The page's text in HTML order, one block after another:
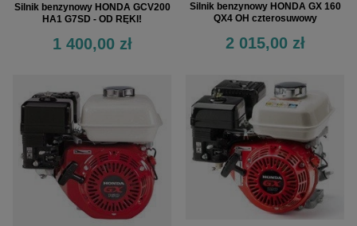
Silnik benzynowy HONDA GCV200
HA1 G7SD - OD RĘKI!
1 400,00 zł
Silnik benzynowy HONDA GX 160
QX4 OH czterosuwowy
2 015,00 zł